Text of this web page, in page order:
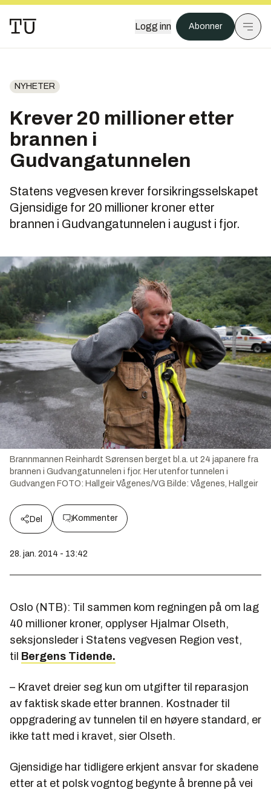
Logg inn Abonner
NYHETER
Krever 20 millioner etter
brannen i
Gudvangatunnelen
Statens vegvesen krever forsikringsselskapet
Gjensidige for 20 millioner kroner etter
brannen i Gudvangatunnelen i august i fjor.
Brannmannen Reinhardt Sørensen berget bl.a. ut 24 japanere fra
brannen i Gudvangatunnelen i fjor. Her utenfor tunnelen i
Gudvangen FOTO: Hallgeir Vågenes/VG Bilde: Vågenes, Hallgeir
Del Kommenter
28. jan. 2014 - 13:42
Oslo (NTB): Til sammen kom regningen på om lag
40 millioner kroner, opplyser Hjalmar Olseth,
seksjonsleder i Statens vegvesen Region vest,
til Bergens Tidende.
– Kravet dreier seg kun om utgifter til reparasjon
av faktisk skade etter brannen. Kostnader til
oppgradering av tunnelen til en høyere standard, er
ikke tatt med i kravet, sier Olseth.
Gjensidige har tidligere erkjent ansvar for skadene
etter at et polsk vogntog begynte å brenne på vei